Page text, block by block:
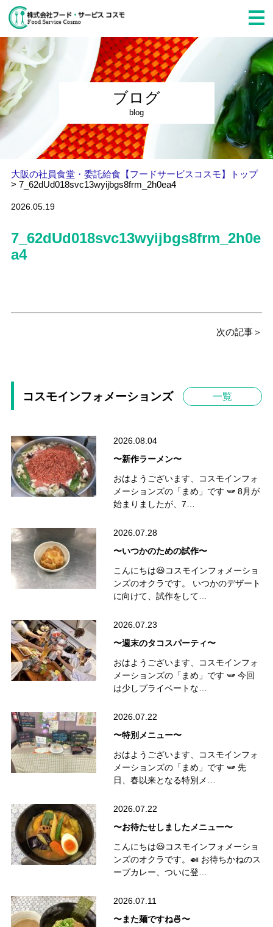
ブログ
blog
大阪の社員食堂・委託給食【フードサービスコスモ】トップ
> 7_62dUd018svc13wyijbgs8frm_2h0ea4
2026.05.19
7_62dUd018svc13wyijbgs8frm_2h0e
a4
次の記事＞
コスモインフォメーションズ 一覧
2026.08.04
〜新作ラーメン〜
おはようございます、コスモインフォ
メーションズの「まめ」です 🫛 8月が
始まりましたが、7…
2026.07.28
〜いつかのための試作〜
こんにちは😃コスモインフォメーショ
ンズのオクラです。 いつかのデザート
に向けて、試作をして…
2026.07.23
〜週末のタコスパーティ〜
おはようございます、コスモインフォ
メーションズの「まめ」です 🫛 今回
は少しプライベートな…
2026.07.22
〜特別メニュー〜
おはようございます、コスモインフォ
メーションズの「まめ」です 🫛 先
日、春以来となる特別メ…
2026.07.22
〜お待たせしましたメニュー〜
こんにちは😃コスモインフォメーショ
ンズのオクラです。🍛 お待ちかねのス
ープカレー、ついに登…
2026.07.11
〜また麺ですね🍜〜